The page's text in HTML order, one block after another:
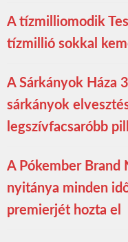
A tízmilliomodik
tízmillió sokkal
A Sárkányok Háza
sárkányok
legszívfacsaróbb
A Pókember Brand
nyitánya minden
premierjét hozta el